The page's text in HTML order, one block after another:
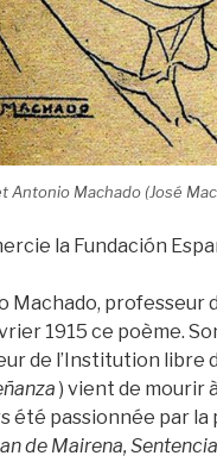
Antonio Machado (José
la Fundación
Machado, professeur
1915 ce poème.
de l’Institution libre
) vient de mourir
été passionnée par
de Mairena,